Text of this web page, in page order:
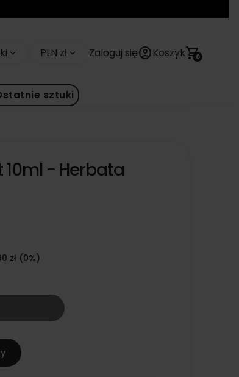
keyboard_arrow_down PLN zł keyboard_arrow_down Zaloguj sięaccount_circleKoszyk 0
shopping_cart
sztuki
10ml - Herbata
zł (0%)